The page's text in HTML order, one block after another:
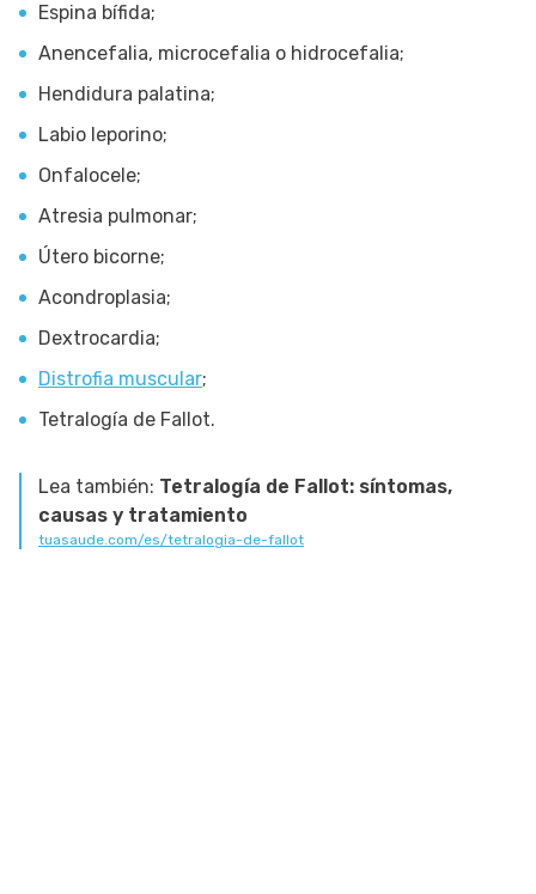
Espina bífida;
Anencefalia, microcefalia o hidrocefalia;
Hendidura palatina;
Labio leporino;
Onfalocele;
Atresia pulmonar;
Útero bicorne;
Acondroplasia;
Dextrocardia;
Distrofia muscular;
Tetralogía de Fallot.
Lea también: Tetralogía de Fallot: síntomas,
causas y tratamiento
tuasaude.com/es/tetralogia-de-fallot